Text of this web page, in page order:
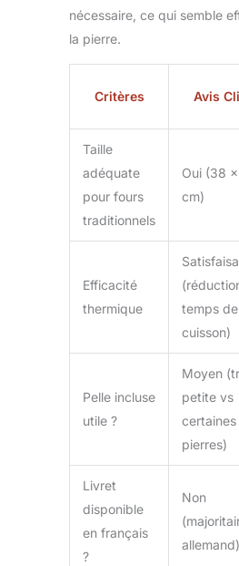
nécessaire, ce qui semble
la pierre.
Critères Avis
Taille
adéquate
pour fours
traditionnels
Oui (38
cm)
Efficacité
thermique
temps de
cuisson)
Pelle incluse
utile ?
Moyen
petite vs
certaines
pierres)
Livret
disponible
en français
?
Non
allemand)